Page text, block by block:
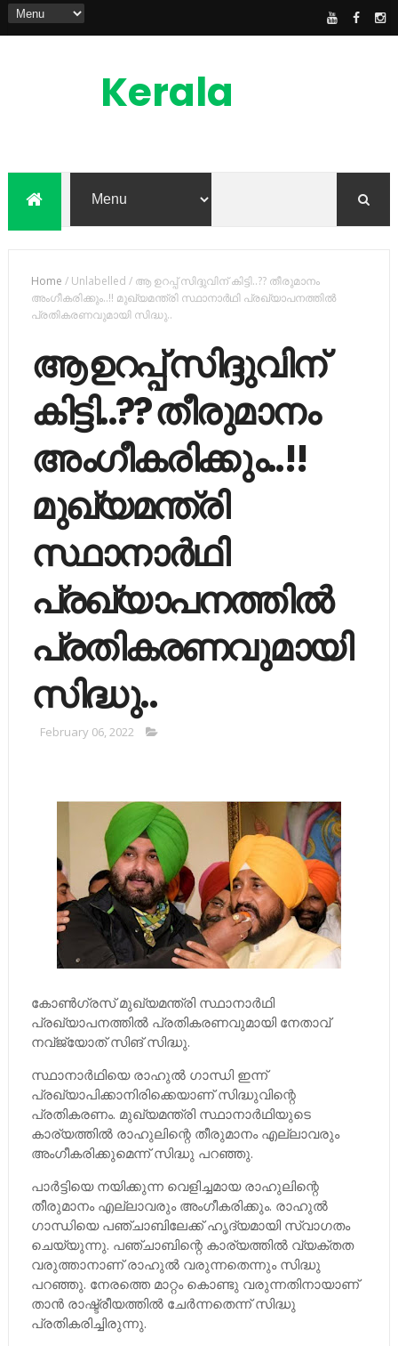
Kerala
Feed
Home /Unlabelled / ആ ഉറപ്പ് സിദ്ദുവിന് കിട്ടി..?? തീരുമാനം
അംഗീകരിക്കും..!! മുഖ്യമന്ത്രി സ്ഥാനാര്‍ഥി പ്രഖ്യാപനത്തില്‍
പ്രതികരണവുമായി സിദ്ധു..
ആ ഉറപ്പ് സിദ്ദുവിന്
കിട്ടി..?? തീരുമാനം
അംഗീകരിക്കും..!!
മുഖ്യമന്ത്രി
സ്ഥാനാര്‍ഥി
പ്രഖ്യാപനത്തില്‍
പ്രതികരണവുമായി
സിദ്ധു..
February 06, 2022
കോണ്‍ഗ്രസ് മുഖ്യമന്ത്രി സ്ഥാനാര്‍ഥി
പ്രഖ്യാപനത്തില്‍ പ്രതികരണവുമായി നേതാവ്
നവ്ജ്യോത് സിങ് സിദ്ധു.
സ്ഥാനാര്‍ഥിയെ രാഹുല്‍ ഗാന്ധി ഇന്ന്
പ്രഖ്യാപിക്കാനിരിക്കെയാണ് സിദ്ധുവിന്റെ
പ്രതികരണം. മുഖ്യമന്ത്രി സ്ഥാനാര്‍ഥിയുടെ
കാര്യത്തില്‍ രാഹുലിന്റെ തീരുമാനം എല്ലാവരും
അംഗീകരിക്കുമെന്ന് സിദ്ധു പറഞ്ഞു.
പാര്‍ട്ടിയെ നയിക്കുന്ന വെളിച്ചമായ രാഹുലിന്റെ
തീരുമാനം എല്ലാവരും അംഗീകരിക്കും. രാഹുല്‍
ഗാന്ധിയെ പഞ്ചാബിലേക്ക് ഹൃദ്യമായി സ്വാഗതം
ചെയ്യുന്നു. പഞ്ചാബിന്റെ കാര്യത്തില്‍ വ്യക്തത
വരുത്താനാണ് രാഹുല്‍ വരുന്നതെന്നും സിദ്ധു
പറഞ്ഞു. നേരത്തെ മാറ്റം കൊണ്ടു വരുന്നതിനായാണ്
താന്‍ രാഷ്ട്രീയത്തില്‍ ചേര്‍ന്നതെന്ന് സിദ്ധു
പ്രതികരിച്ചിരുന്നു.